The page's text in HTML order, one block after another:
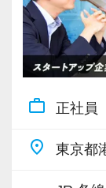
・几帳面で
方
・相手の立
コミュニケ
【現役スタ
くれた人材
一方で、こ
だけではな
ョン能力、
なりません。
トしつつ、
お客様は上
授、士業ま
は、今まさ
テレビや雑
能。
ビジネス共
work_outline 正社員
place 東京都